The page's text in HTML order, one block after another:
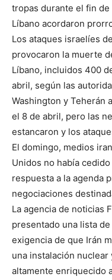
tropas durante el fin de
Líbano acordaron
Los ataques israelíes
provocaron la muerte
Líbano, incluidos 400
abril, según las
Washington y Teherán
el 8 de abril, pero las
estancaron y los
El domingo, medios
Unidos no había
respuesta a la agenda
negociaciones
La agencia de noticias
presentado una lista
exigencia de que Irán
una instalación
altamente enriquecido